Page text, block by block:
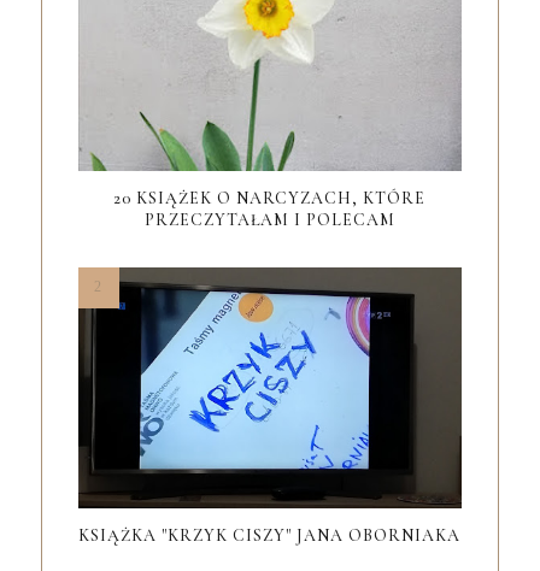
20 KSIĄŻEK O NARCYZACH, KTÓRE
PRZECZYTAŁAM I POLECAM
KSIĄŻKA "KRZYK CISZY" JANA OBORNIAKA